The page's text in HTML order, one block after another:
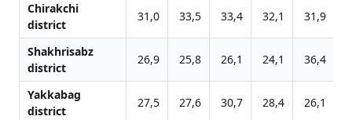
Chirakchi
district
31,0 33,5 33,4 32,1 31,9
Shakhrisabz
district
26,9 25,8 26,1 24,1 36,4
Yakkabag
district
27,5 27,6 30,7 28,4 26,1